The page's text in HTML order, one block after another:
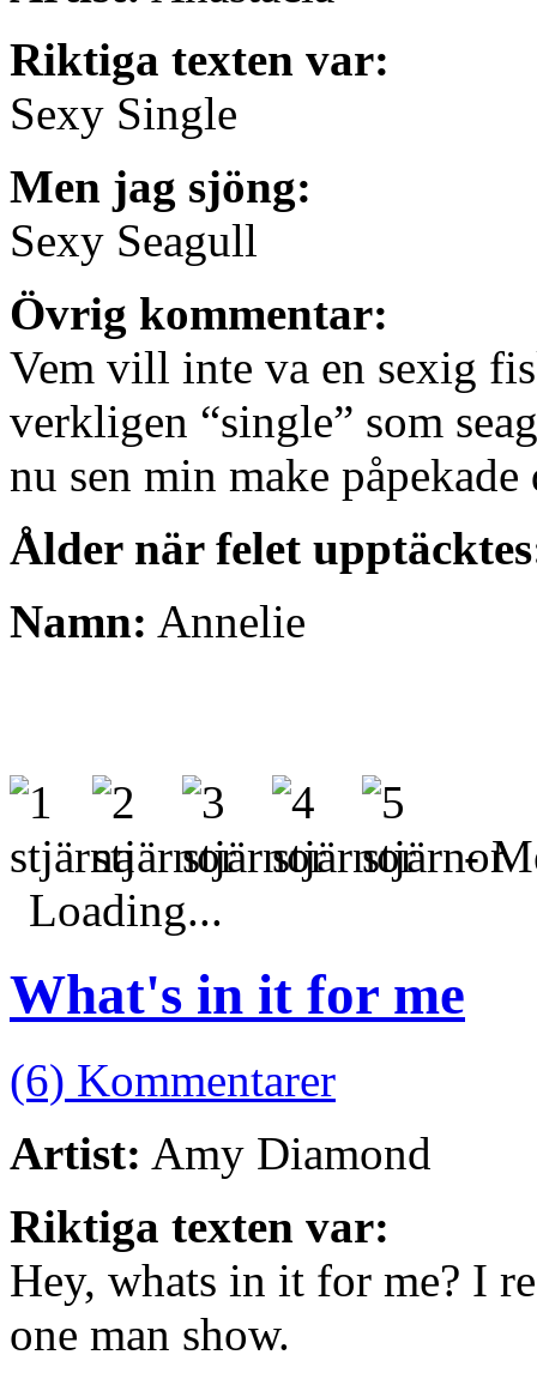
Riktiga texten var:
Sexy Single
Men jag sjöng:
Sexy Seagull
Övrig kommentar:
Vem vill inte va en sexig
verkligen “single” som
nu sen min make
Ålder när felet
Namn: Annelie
-
Loading...
What's in it for me
(6) Kommentarer
Artist: Amy Diamond
Riktiga texten var:
Hey, whats in it for me? I
one man show.